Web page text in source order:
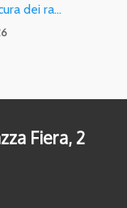
dei ra…
Fiera, 2